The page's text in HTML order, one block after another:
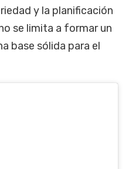
y la planificación
se limita a formar un
base sólida para el